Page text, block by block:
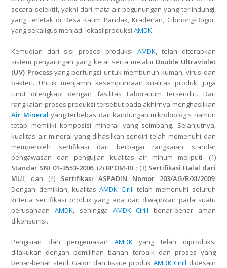
secara selektif, yakni dari mata air pegunungan yang terlindungi,
yang terletak di Desa Kaum Pandak, Kradenan, Cibinong-Bogor,
yang sekaligus menjadi lokasi produksiAMDK.
Kemudian dari sisi proses produksi AMDK, telah diterapkan
sistem penyaringan yang ketat serta melalui Double Ultraviolet
(UV) Processyang berfungsi untuk membunuh kuman, virus dan
bakteri. Untuk menjamin kesempurnaan kualitas produk, juga
turut dilengkapi dengan fasilitas Laboratium tersendiri. Dari
rangkaian proses produksi tersebut pada akhirnya menghasilkan
Air Mineral yang terbebas dari kandungan mikrobiologis namun
tetap memiliki komposisi mineral yang seimbang. Selanjutnya,
kualitas air mineral yang dihasilkan sendiri telah memenuhi dan
memperoleh sertifikasi dari berbagai rangkaian standar
pengawasan dan pengujian kualitas air minum meliputi: (1)
Standar SNI 01-3553-2006; (2) BPOM-RI ; (3) Sertifikasi Halal dari
MUI; dan (4) Sertifikasi ASPADIN Nomor 203/AG/B/XI/2009.
Dengan demikian, kualitasAMDK Cirill telah memenuhi seluruh
kriteria sertifikasi produk yang ada dan diwajibkan pada suatu
perusahaanAMDK, sehingga AMDK Cirill benar-benar aman
dikonsumsi.
Pengisian dan pengemasan AMDKyang telah diproduksi
dilakukan dengan pemilihan bahan terbaik dan proses yang
benar-benar steril. Galon dan tissue produk AMDK Cirill didesain